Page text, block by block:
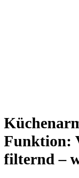
Funktion:
filternd –